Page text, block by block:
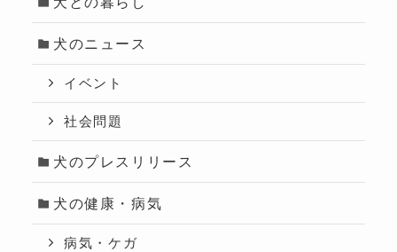
犬のニュース
イベント
社会問題
犬のプレスリリース
犬の健康・病気
病気・ケガ